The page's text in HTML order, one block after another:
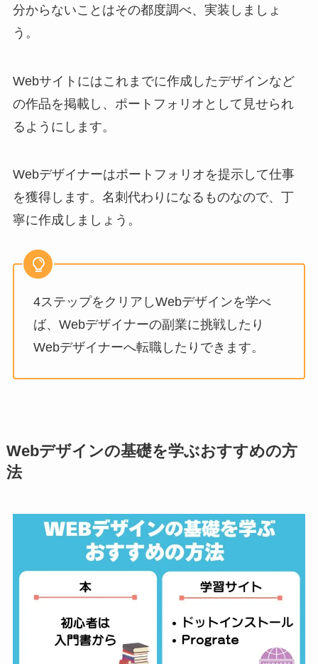
分からないことはその都度調べ、実装しましょ
う。
Webサイトにはこれまでに作成したデザインなど
の作品を掲載し、ポートフォリオとして見せられ
るようにします。
Webデザイナーはポートフォリオを提示して仕事
を獲得します。名刺代わりになるものなので、丁
寧に作成しましょう。
4ステップをクリアしWebデザインを学べ
ば、Webデザイナーの副業に挑戦したり
Webデザイナーへ転職したりできます。
Webデザインの基礎を学ぶおすすめの方
法